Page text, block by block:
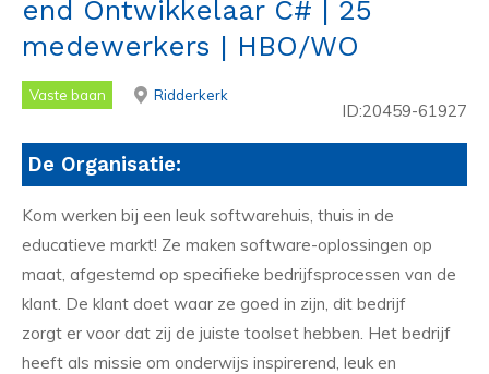
end Ontwikkelaar C# | 25
medewerkers | HBO/WO
Vaste baan Ridderkerk
ID:20459-61927
De Organisatie:
Kom werken bij een leuk softwarehuis, thuis in de
educatieve markt! Ze maken software-oplossingen op
maat, afgestemd op specifieke bedrijfsprocessen van de
klant. De klant doet waar ze goed in zijn, dit bedrijf
zorgt er voor dat zij de juiste toolset hebben. Het bedrijf
heeft als missie om onderwijs inspirerend, leuk en